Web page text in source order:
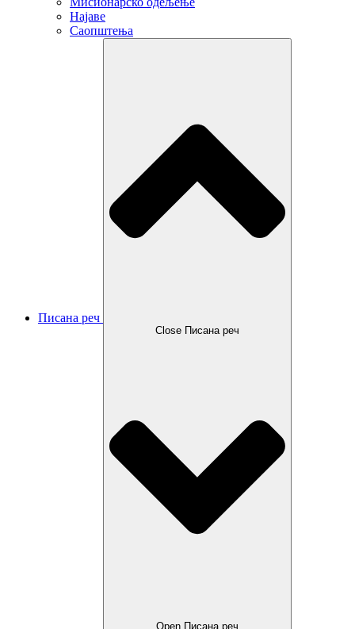
Најаве
Саопштења
Писана реч
Close Писана реч
Open Писана реч